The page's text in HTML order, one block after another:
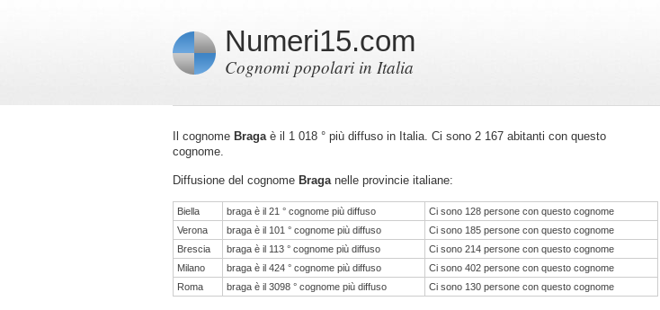
Numeri15.com
Cognomi popolari in Italia
Il cognome Bragaè il 1 018 ° più diffuso in Italia. Ci sono 2 167 abitanti con questo
cognome.
Diffusione del cognome Braganelle provincie italiane:
Biella braga è il 21 ° cognome più diffuso
Ci sono 128 persone con questo cognome
Verona
braga è il 101 ° cognome più diffuso
Ci sono 185 persone con questo cognome
Brescia
braga è il 113 ° cognome più diffuso
Ci sono 214 persone con questo cognome
Milano
braga è il 424 ° cognome più diffuso
Ci sono 402 persone con questo cognome
Roma
braga è il 3098 ° cognome più diffuso Ci sono 130 persone con questo cognome